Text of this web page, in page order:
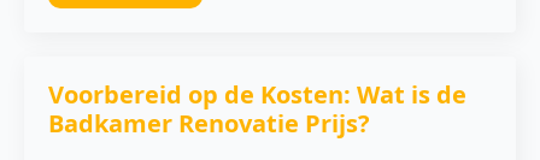
Voorbereid op de Kosten: Wat is de
Badkamer Renovatie Prijs?